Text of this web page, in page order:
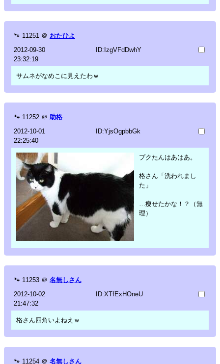
🐾 11251 ＠ おたひよ
2012-09-30
23:32:19
ID:IzgVFdDwhY
サムネがなめこに見えたわｗ
🐾 11252 ＠ 助格
2012-10-01
22:25:40
ID:YjsOgpbbGk
プクたんはあはあ。
格さん「洗われまし
た」
…痩せたかな！？（無
理）
🐾 11253 ＠ 名無しさん
2012-10-02
21:47:32
ID:XTfExHOneU
格さん四角いよねえｗ
🐾 11254 ＠ 名無しさん